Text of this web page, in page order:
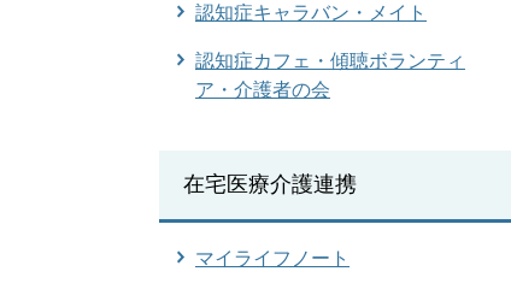
認知症キャラバン・メイト
認知症カフェ・傾聴ボランティ
ア・介護者の会
在宅医療介護連携
マイライフノート